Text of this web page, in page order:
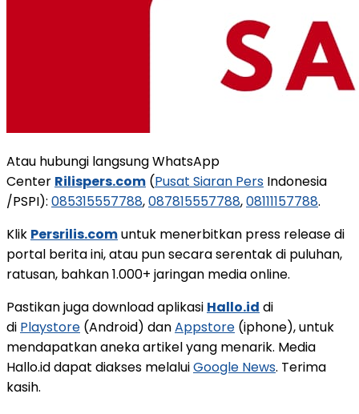
Atau hubungi langsung WhatsApp
Center Rilispers.com (Pusat Siaran Pers Indonesia
/PSPI): 085315557788,087815557788,08111157788.
Klik Persrilis.comuntuk menerbitkan press release di
portal berita ini, atau pun secara serentak di puluhan,
ratusan, bahkan 1.000+ jaringan media online.
Pastikan juga download aplikasi Hallo.id di
di Playstore (Android) danAppstore (iphone), untuk
mendapatkan aneka artikel yang menarik. Media
Hallo.id dapat diakses melaluiGoogle News. Terima
kasih.